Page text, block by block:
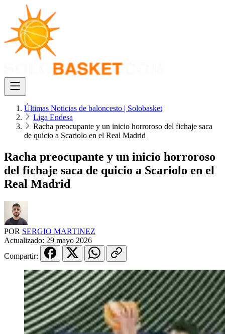
Últimas Noticias de baloncesto | Solobasket
Liga Endesa
Racha preocupante y un inicio horroroso del fichaje saca
de quicio a Scariolo en el Real Madrid
Racha preocupante y un inicio horroroso
del fichaje saca de quicio a Scariolo en el
Real Madrid
POR SERGIO MARTINEZ
Actualizado: 29 mayo 2026
Compartir: